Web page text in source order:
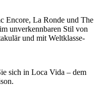
Encore, La Ronde und The
unverkennbaren Stil von
und mit Weltklasse-
sich in Loca Vida – dem